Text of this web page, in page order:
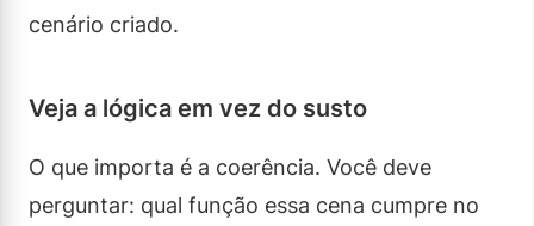
cenário criado.
Veja a lógica em vez do susto
O que importa é a coerência. Você deve
perguntar: qual função essa cena cumpre no